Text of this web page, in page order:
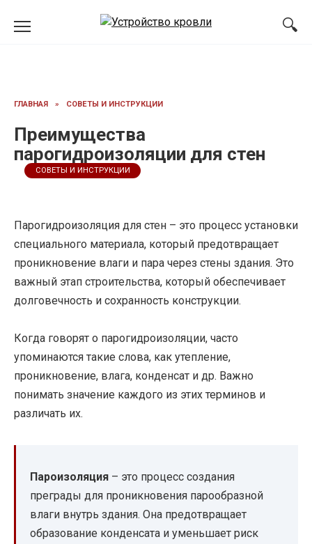
ГЛАВНАЯ » СОВЕТЫ И ИНСТРУКЦИИ
Преимущества
парогидроизоляции для стен
СОВЕТЫ И ИНСТРУКЦИИ
Парогидроизоляция для стен – это процесс установки
специального материала, который предотвращает
проникновение влаги и пара через стены здания. Это
важный этап строительства, который обеспечивает
долговечность и сохранность конструкции.
Когда говорят о парогидроизоляции, часто
упоминаются такие слова, как утепление,
проникновение, влага, конденсат и др. Важно
понимать значение каждого из этих терминов и
различать их.
Пароизоляция – это процесс создания
преграды для проникновения парообразной
влаги внутрь здания. Она предотвращает
образование конденсата и уменьшает риск